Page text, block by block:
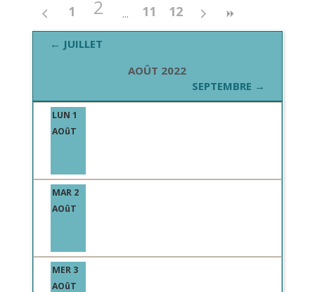
1 2 11 12
← JUILLET
AOÛT 2022
SEPTEMBRE →
LUN 1
AOûT
MAR 2
AOûT
MER 3
AOûT